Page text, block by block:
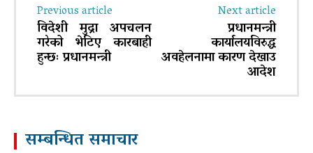
Previous article
विदेशी मुद्रा अपचलन
गरेको भेटिए कारबाही
हुन्छः प्रधानमन्त्री
Next article
प्रधानमन्त्री
कार्यालयविरुद्ध
अवहेलनामा कारण देखाउ
आदेश
सम्बन्धित समाचार